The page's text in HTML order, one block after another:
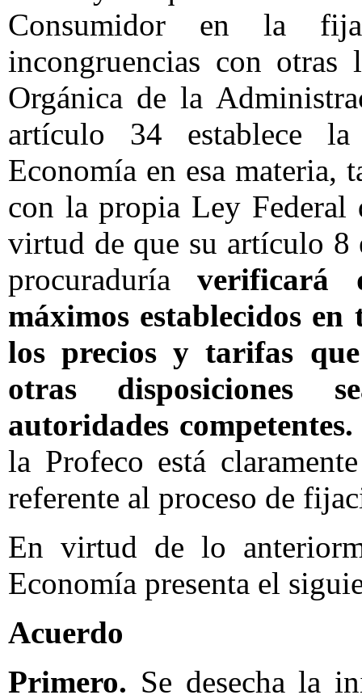
Consumidor en la
incongruencias con
Orgánica de la
artículo 34 establece
Economía en esa materia,
con la propia Ley Federal
virtud de que su artículo 8
procuraduríaverificará
máximos establecidos
los precios y tarifas
otras disposiciones
autoridades competentes.
la Profeco está
referente al proceso de
En virtud de lo
Economía presenta el
Acuerdo
Primero. Se desecha la